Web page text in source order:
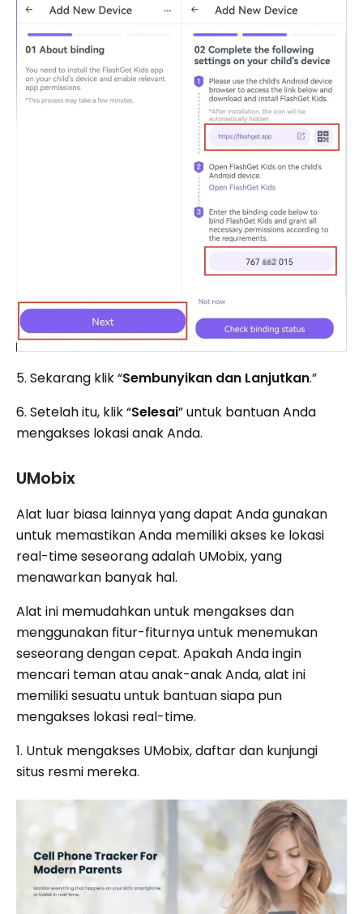
5. Sekarang klik “Sembunyikan dan Lanjutkan.”
6. Setelah itu, klik “Selesai” untuk bantuan Anda
mengakses lokasi anak Anda.
UMobix
Alat luar biasa lainnya yang dapat Anda gunakan
untuk memastikan Anda memiliki akses ke lokasi
real-time seseorang adalah UMobix, yang
menawarkan banyak hal.
Alat ini memudahkan untuk mengakses dan
menggunakan fitur-fiturnya untuk menemukan
seseorang dengan cepat. Apakah Anda ingin
mencari teman atau anak-anak Anda, alat ini
memiliki sesuatu untuk bantuan siapa pun
mengakses lokasi real-time.
1. Untuk mengakses UMobix, daftar dan kunjungi
situs resmi mereka.